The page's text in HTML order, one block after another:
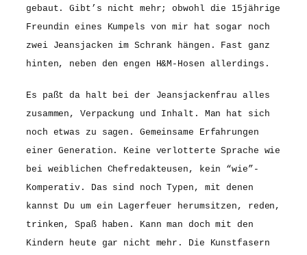
gebaut. Gibt’s nicht mehr; obwohl die 15jährige
Freundin eines Kumpels von mir hat sogar noch
zwei Jeansjacken im Schrank hängen. Fast ganz
hinten, neben den engen H&M-Hosen allerdings.
Es paßt da halt bei der Jeansjackenfrau alles
zusammen, Verpackung und Inhalt. Man hat sich
noch etwas zu sagen. Gemeinsame Erfahrungen
einer Generation. Keine verlotterte Sprache wie
bei weiblichen Chefredakteusen, kein “wie”-
Komperativ. Das sind noch Typen, mit denen
kannst Du um ein Lagerfeuer herumsitzen, reden,
trinken, Spaß haben. Kann man doch mit den
Kindern heute gar nicht mehr. Die Kunstfasern